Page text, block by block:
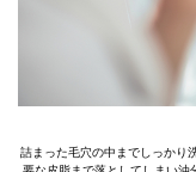
詰まった毛穴の中までしっかり